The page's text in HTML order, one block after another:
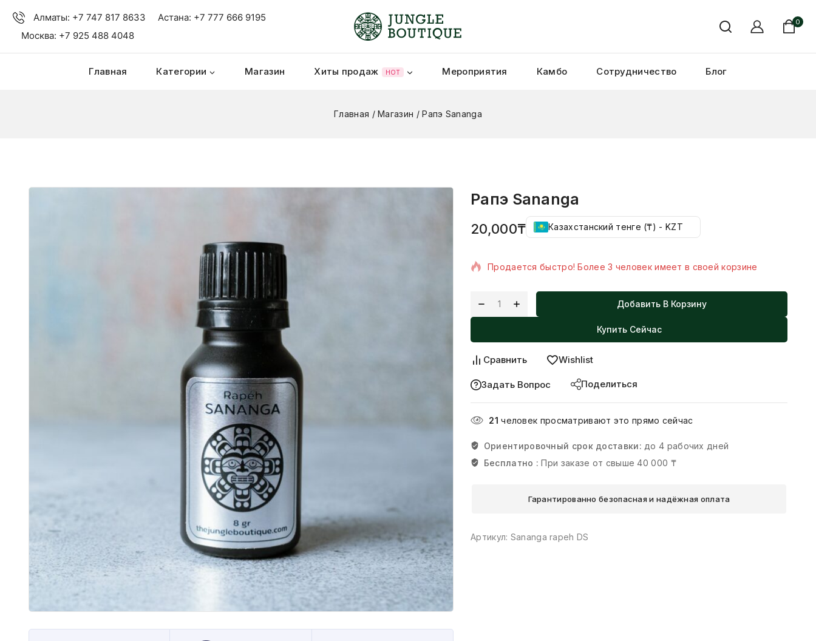
Алматы: +7 747 817 8633
Астана: +7 777 666 9195
Москва: +7 925 488 4048
0
Главная Категории Магазин Хиты продаж HOT Мероприятия Камбо Сотрудничество Блог
Главная / Магазин / Рапэ Sananga
Рапэ Sananga
20,000₸
Казахстанский тенге (₸) - KZT
16 товаров продано за последний 20 час
Продается быстро! Более 3 человек имеет в своей корзине
Добавить В Корзину
Купить Сейчас
Сравнить Wishlist
Задать Вопрос Поделиться
21 человек просматривают это прямо сейчас
Ориентировочный срок доставки: до 4 рабочих дней
Бесплатно :При заказе от свыше 40 000 ₸
Гарантированно безопасная и надёжная оплата
Артикул: Sananga rapeh DS